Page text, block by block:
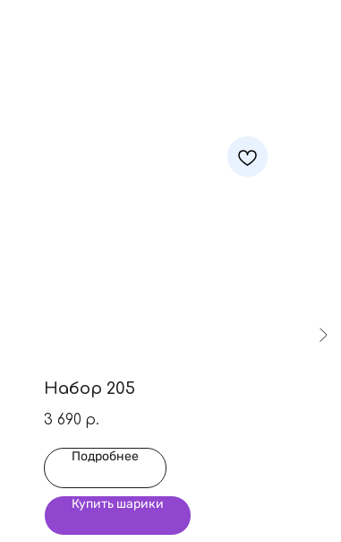
Набор 205
3 690 р.
Подробнее
Купить шарики